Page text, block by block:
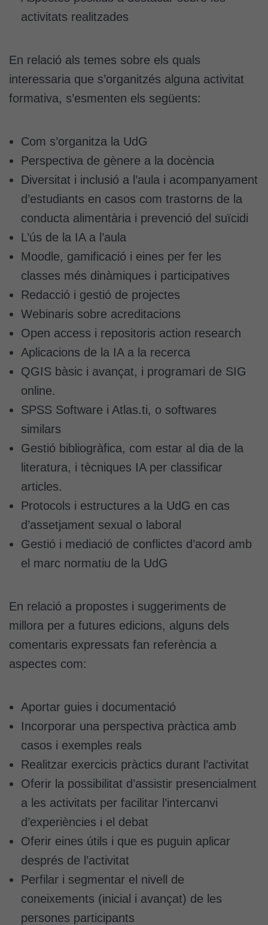
activitats realitzades
En relació als temes sobre els quals
interessaria que s’organitzés alguna activitat
formativa, s’esmenten els següents:
Com s’organitza la UdG
Perspectiva de gènere a la docència
Diversitat i inclusió a l’aula i acompanyament
d’estudiants en casos com trastorns de la
conducta alimentària i prevenció del suïcidi
L’ús de la IA a l’aula
Moodle, gamificació i eines per fer les
classes més dinàmiques i participatives
Redacció i gestió de projectes
Webinaris sobre acreditacions
Open access i repositoris action research
Aplicacions de la IA a la recerca
QGIS bàsic i avançat, i programari de SIG
online.
SPSS Software i Atlas.ti, o softwares
similars
Gestió bibliogràfica, com estar al dia de la
literatura, i tècniques IA per classificar
articles.
Protocols i estructures a la UdG en cas
d’assetjament sexual o laboral
Gestió i mediació de conflictes d’acord amb
el marc normatiu de la UdG
En relació a propostes i suggeriments de
millora per a futures edicions, alguns dels
comentaris expressats fan referència a
aspectes com:
Aportar guies i documentació
Incorporar una perspectiva pràctica amb
casos i exemples reals
Realitzar exercicis pràctics durant l’activitat
Oferir la possibilitat d’assistir presencialment
a les activitats per facilitar l’intercanvi
d’experiències i el debat
Oferir eines útils i que es puguin aplicar
després de l’activitat
Perfilar i segmentar el nivell de
coneixements (inicial i avançat) de les
persones participants
Cookies
tècniques
Aquestes
cookies no
opcionals.
perquè el
lloc web
Utilitzem
cookies de
Google
per tal que
puguem
millorar la
funcionalitat
web, en
com aquest
lloc web
s'utilitzi.